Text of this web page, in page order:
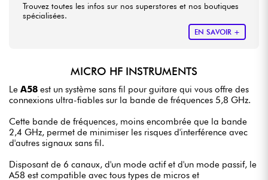
Trouvez toutes les infos sur nos superstores et nos boutiques
spécialisées.
EN SAVOIR +
MICRO HF INSTRUMENTS
Le A58 est un système sans fil pour guitare qui vous offre des
connexions ultra-fiables sur la bande de fréquences 5,8 GHz.
Cette bande de fréquences, moins encombrée que la bande
2,4 GHz, permet de minimiser les risques d'interférence avec
d'autres signaux sans fil.
Disposant de 6 canaux, d'un mode actif et d'un mode passif, le
A58 est compatible avec tous types de micros et